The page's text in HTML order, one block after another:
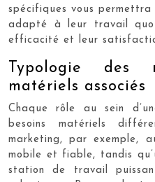
spécifiques vous
adapté à leur travail
efficacité et leur
Typologie des
matériels associés
Chaque rôle au sein
besoins matériels
marketing, par exemple,
mobile et fiable, tandis
station de travail